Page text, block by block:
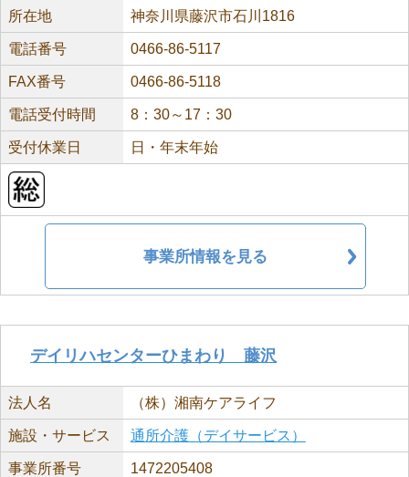
所在地 神奈川県藤沢市石川1816
電話番号 0466-86-5117
FAX番号 0466-86-5118
電話受付時間 8：30～17：30
受付休業日 日・年末年始
事業所情報を見る
デイリハセンターひまわり 藤沢
法人名 （株）湘南ケアライフ
施設・サービス 通所介護（デイサービス）
事業所番号 1472205408